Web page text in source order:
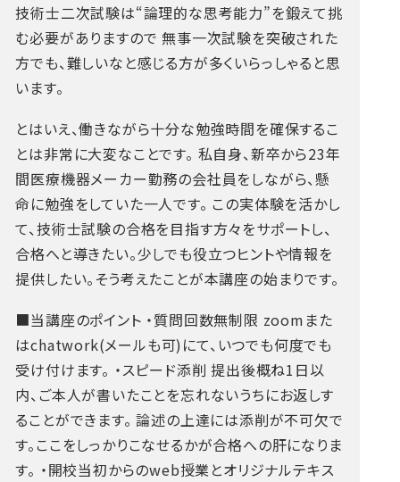
技術士二次試験は“論理的な思考能力”を鍛えて挑
む必要がありますので 無事一次試験を突破された
方でも、難しいなと感じる方が多くいらっしゃると思
います。
とはいえ、働きながら十分な勉強時間を確保するこ
とは非常に大変なことです。 私自身、新卒から23年
間医療機器メーカー勤務の会社員をしながら、懸
命に勉強をしていた一人です。 この実体験を活かし
て、技術士試験の合格を目指す方々をサポートし、
合格へと導きたい。少しでも役立つヒントや情報を
提供したい。そう考えたことが本講座の始まりです。
■当講座のポイント ・質問回数無制限 zoomまた
はchatwork(メールも可)にて、いつでも何度でも
受け付けます。 ・スピード添削 提出後概ね1日以
内、ご本人が書いたことを忘れないうちにお返しす
ることができます。 論述の上達には添削が不可欠で
す。ここをしっかりこなせるかが合格への肝になりま
す。 ・開校当初からのweb授業とオリジナルテキス